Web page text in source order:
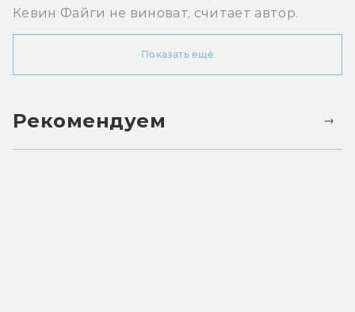
Кевин Файги не виноват, считает автор.
Показать ещё
Рекомендуем